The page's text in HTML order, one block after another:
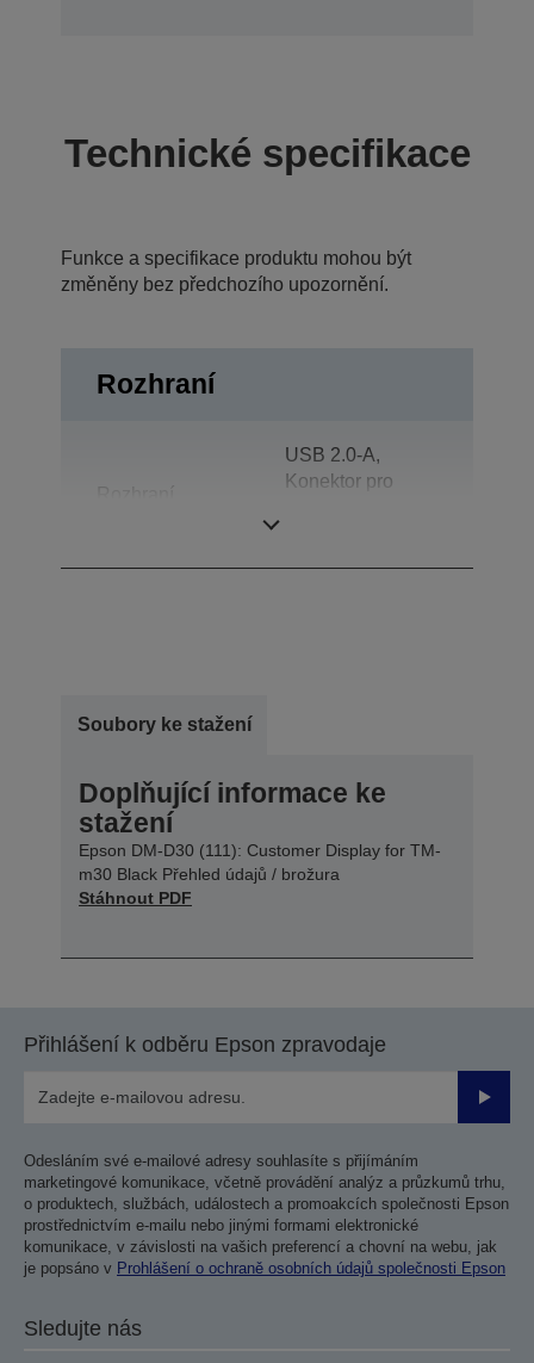
Technické specifikace
Funkce a specifikace produktu mohou být
změněny bez předchozího upozornění.
Rozhraní
USB 2.0-A,
Konektor pro
Soubory ke stažení
Doplňující informace ke
stažení
Epson DM-D30 (111): Customer Display for TM-
m30 Black Přehled údajů / brožura
Stáhnout PDF
Přihlášení k odběru Epson zpravodaje
Odesláním své e-mailové adresy souhlasíte s přijímáním
marketingové komunikace, včetně provádění analýz a průzkumů trhu,
o produktech, službách, událostech a promoakcích společnosti Epson
prostřednictvím e-mailu nebo jinými formami elektronické
komunikace, v závislosti na vašich preferencí a chovní na webu, jak
je popsáno v Prohlášení o ochraně osobních údajů společnosti Epson
Sledujte nás